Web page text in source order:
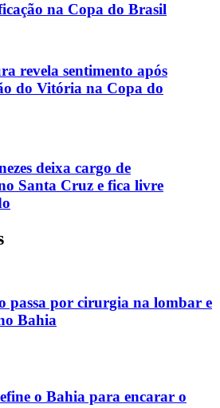
na Copa do Brasil
revela sentimento após
do Vitória na Copa do
deixa cargo de
Santa Cruz e fica livre
passa por cirurgia na lombar e
Bahia
o Bahia para encarar o